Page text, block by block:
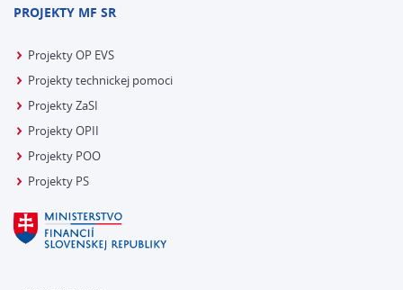
PROJEKTY MF SR
Projekty OP EVS
Projekty technickej pomoci
Projekty ZaSI
Projekty OPII
Projekty POO
Projekty PS